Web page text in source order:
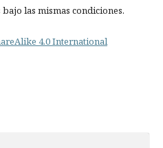
las mismas condiciones.
4.0 International